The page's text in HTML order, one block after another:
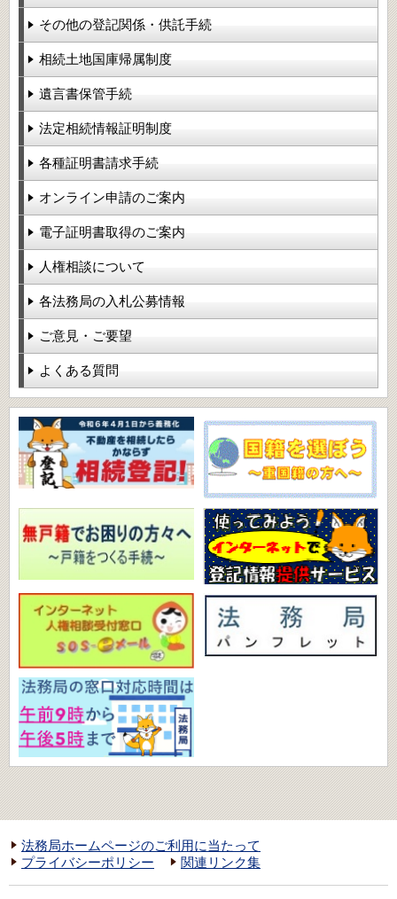
その他の登記関係・供託手続
相続土地国庫帰属制度
遺言書保管手続
法定相続情報証明制度
各種証明書請求手続
オンライン申請のご案内
電子証明書取得のご案内
人権相談について
各法務局の入札公募情報
ご意見・ご要望
よくある質問
法務局ホームページのご利用に当たって
プライバシーポリシー
関連リンク集